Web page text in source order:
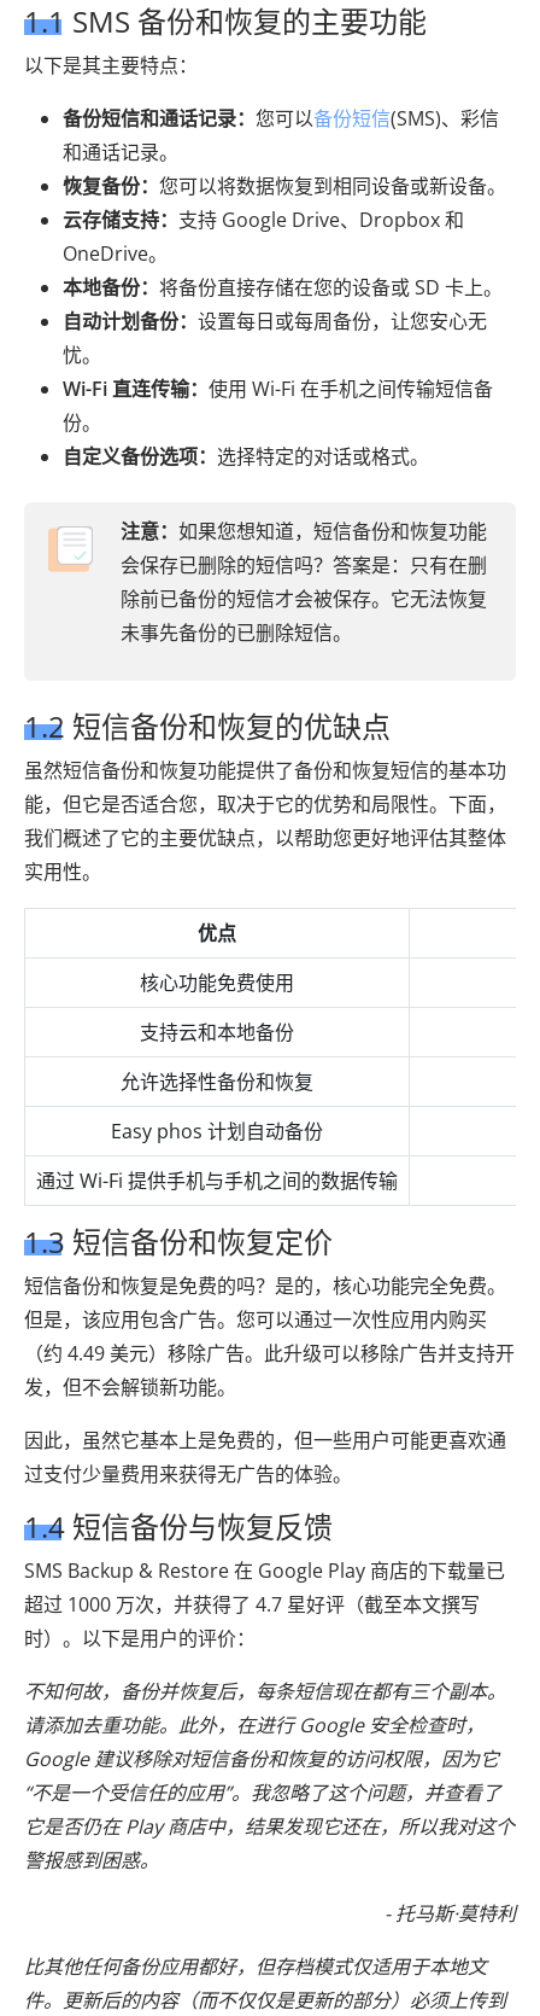
1.1 SMS 备份和恢复的主要功能
以下是其主要特点：
备份短信和通话记录： 您可以备份短信(SMS)、彩信
和通话记录。
恢复备份： 您可以将数据恢复到相同设备或新设备。
云存储支持： 支持 Google Drive、Dropbox 和
OneDrive。
本地备份： 将备份直接存储在您的设备或 SD 卡上。
自动计划备份： 设置每日或每周备份，让您安心无
忧。
Wi-Fi 直连传输： 使用 Wi-Fi 在手机之间传输短信备
份。
自定义备份选项： 选择特定的对话或格式。
注意： 如果您想知道，短信备份和恢复功能
会保存已删除的短信吗？答案是：只有在删
除前已备份的短信才会被保存。它无法恢复
未事先备份的已删除短信。
1.2 短信备份和恢复的优缺点
虽然短信备份和恢复功能提供了备份和恢复短信的基本功
能，但它是否适合您，取决于它的优势和局限性。下面，
我们概述了它的主要优缺点，以帮助您更好地评估其整体
实用性。
优点
核心功能免费使用
支持云和本地备份
允许选择性备份和恢复
Easy phos 计划自动备份
通过 Wi-Fi 提供手机与手机之间的数据传输
1.3 短信备份和恢复定价
短信备份和恢复是免费的吗？是的，核心功能完全免费。
但是，该应用包含广告。您可以通过一次性应用内购买
（约 4.49 美元）移除广告。此升级可以移除广告并支持开
发，但不会解锁新功能。
因此，虽然它基本上是免费的，但一些用户可能更喜欢通
过支付少量费用来获得无广告的体验。
1.4 短信备份与恢复反馈
SMS Backup & Restore 在 Google Play 商店的下载量已
超过 1000 万次，并获得了 4.7 星好评（截至本文撰写
时）。以下是用户的评价：
不知何故，备份并恢复后，每条短信现在都有三个副本。
请添加去重功能。此外，在进行 Google 安全检查时，
Google 建议移除对短信备份和恢复的访问权限，因为它
“不是一个受信任的应用”。我忽略了这个问题，并查看了
它是否仍在 Play 商店中，结果发现它还在，所以我对这个
警报感到困惑。
- 托马斯·莫特利
比其他任何备份应用都好，但存档模式仅适用于本地文
件。更新后的内容（而不仅仅是更新的部分）必须上传到